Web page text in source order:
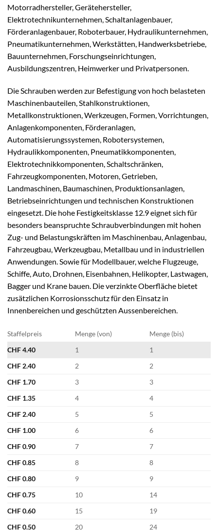
Motorradhersteller, Gerätehersteller,
Elektrotechnikunternehmen, Schaltanlagenbauer,
Förderanlagenbauer, Roboterbauer, Hydraulikunternehmen,
Pneumatikunternehmen, Werkstätten, Handwerksbetriebe,
Bauunternehmen, Forschungseinrichtungen,
Ausbildungszentren, Heimwerker und Privatpersonen.
Die Schrauben werden zur Befestigung von hoch belasteten
Maschinenbauteilen, Stahlkonstruktionen,
Metallkonstruktionen, Werkzeugen, Formen, Vorrichtungen,
Anlagenkomponenten, Förderanlagen,
Automatisierungssystemen, Robotersystemen,
Hydraulikkomponenten, Pneumatikkomponenten,
Elektrotechnikkomponenten, Schaltschränken,
Fahrzeugkomponenten, Motoren, Getrieben,
Landmaschinen, Baumaschinen, Produktionsanlagen,
Betriebseinrichtungen und technischen Konstruktionen
eingesetzt. Die hohe Festigkeitsklasse 12.9 eignet sich für
besonders beanspruchte Schraubverbindungen mit hohen
Zug- und Belastungskräften im Maschinenbau, Anlagenbau,
Fahrzeugbau, Werkzeugbau, Metallbau und in industriellen
Anwendungen. Sowie für Modellbauer, welche Flugzeuge,
Schiffe, Auto, Drohnen, Eisenbahnen, Helikopter, Lastwagen,
Bagger und Krane bauen. Die verzinkte Oberfläche bietet
zusätzlichen Korrosionsschutz für den Einsatz in
Innenbereichen und geschützten Aussenbereichen.
Staffelpreis Menge (von)
Menge (bis)
CHF4.40 1
1
CHF 2.40 2
2
CHF 1.70 3
3
CHF 1.35 4
4
CHF 2.40 5
5
CHF 1.00 6
6
CHF0.90 7
7
CHF0.85 8
8
CHF0.80 9
9
CHF0.75 10
14
CHF0.60 15
19
CHF0.50 20
24